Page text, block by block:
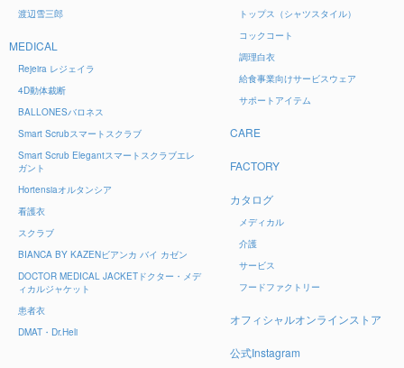
渡辺雪三郎
MEDICAL
Rejeira レジェイラ
4D動体裁断
BALLONESバロネス
Smart Scrubスマートスクラブ
Smart Scrub Elegantスマートスクラブエレ
ガント
Hortensiaオルタンシア
看護衣
スクラブ
BIANCA BY KAZENビアンカ バイ カゼン
DOCTOR MEDICAL JACKETドクター・メデ
ィカルジャケット
患者衣
DMAT・Dr.Heli
トップス（シャツスタイル）
コックコート
調理白衣
給食事業向けサービスウェア
サポートアイテム
CARE
FACTORY
カタログ
メディカル
介護
サービス
フードファクトリー
オフィシャルオンラインストア
公式Instagram